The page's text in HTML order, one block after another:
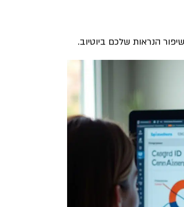
הנראות שלכם ביוטיוב.